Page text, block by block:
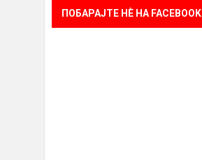
ПОБАРАЈТЕ НÈ НА FACEBOOK